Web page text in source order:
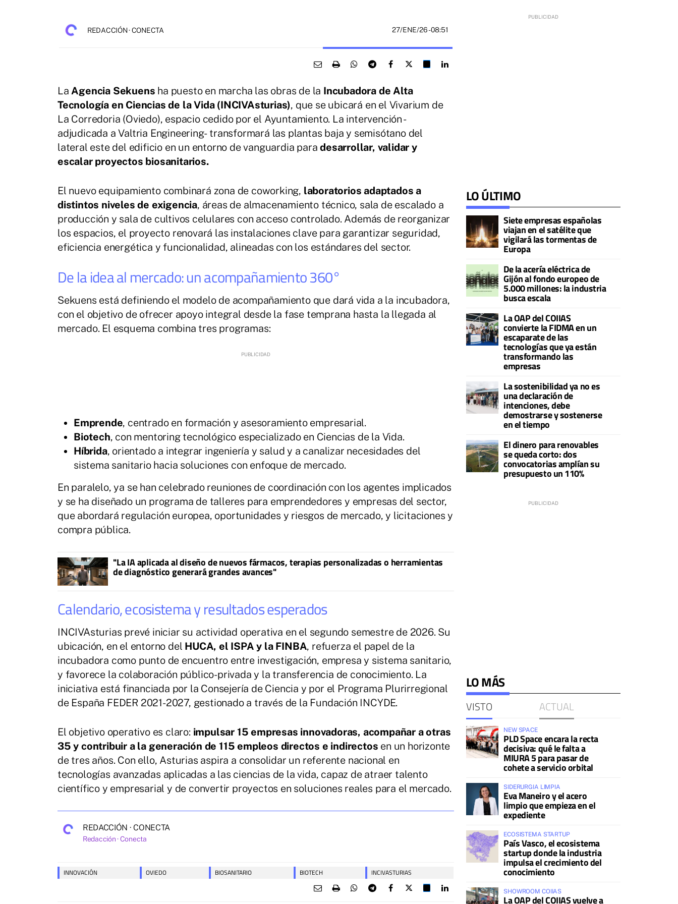
REDACCIÓN · CONECTA 27/ENE/26- 08:51
La Agencia Sekuens ha puesto en marcha las obras de la Incubadora de Alta
Tecnología en Ciencias de la Vida (INCIVAsturias), que se ubicará en el Vivarium de
La Corredoria (Oviedo), espacio cedido por el Ayuntamiento. La intervención -
adjudicada a Valtria Engineering- transformará las plantas baja y semisótano del
lateral este del edificio en un entorno de vanguardia paradesarrollar, validar y
escalar proyectos biosanitarios.
El nuevo equipamiento combinará zona de coworking, laboratorios adaptados a
distintos niveles de exigencia, áreas de almacenamiento técnico, sala de escalado a
producción y sala de cultivos celulares con acceso controlado. Además de reorganizar
los espacios, el proyecto renovará las instalaciones clave para garantizar seguridad,
eficiencia energética y funcionalidad, alineadas con los estándares del sector.
De la idea al mercado: un acompañamiento 360°
Sekuens está definiendo el modelo de acompañamiento que dará vida a la incubadora,
con el objetivo de ofrecer apoyo integral desde la fase temprana hasta la llegada al
mercado. El esquema combina tres programas:
Emprende, centrado en formación y asesoramiento empresarial.
Biotech, con mentoring tecnológico especializado en Ciencias de la Vida.
Híbrida, orientado a integrar ingeniería y salud y a canalizar necesidades del
sistema sanitario hacia soluciones con enfoque de mercado.
En paralelo, ya se han celebrado reuniones de coordinación con los agentes implicados
y se ha diseñado un programa de talleres para emprendedores y empresas del sector,
que abordará regulación europea, oportunidades y riesgos de mercado, y licitaciones y
compra pública.
"La IA aplicada al diseño de nuevos fármacos, terapias personalizadas o herramientas
de diagnóstico generará grandes avances"
Calendario, ecosistema y resultados esperados
INCIVAsturias prevé iniciar su actividad operativa en el segundo semestre de 2026. Su
ubicación, en el entorno del HUCA, el ISPA y la FINBA, refuerza el papel de la
incubadora como punto de encuentro entre investigación, empresa y sistema sanitario,
y favorece la colaboración público-privada y la transferencia de conocimiento. La
iniciativa está financiada por la Consejería de Ciencia y por el Programa Plurirregional
de España FEDER 2021-2027, gestionado a través de la Fundación INCYDE.
El objetivo operativo es claro: impulsar 15 empresas innovadoras, acompañar a otras
35 y contribuir a la generación de 115 empleos directos e indirectos en un horizonte
de tres años. Con ello, Asturias aspira a consolidar un referente nacional en
tecnologías avanzadas aplicadas a las ciencias de la vida, capaz de atraer talento
científico y empresarial y de convertir proyectos en soluciones reales para el mercado.
REDACCIÓN · CONECTA
Redacción · Conecta
INNOVACIÓN OVIEDO BIOSANITARIO BIOTECH INCIVASTURIAS
LO ÚLTIMO
Siete empresas españolas
viajan en el satélite que
vigilará las tormentas de
Europa
De la acería eléctrica de
Gijón al fondo europeo de
5.000 millones: la industria
busca escala
La OAP del COIIAS
convierte la FIDMA en un
escaparate de las
tecnologías que ya están
transformando las
empresas
La sostenibilidad ya no es
una declaración de
intenciones, debe
demostrarse y sostenerse
en el tiempo
El dinero para renovables
se queda corto: dos
convocatorias amplían su
presupuesto un 110%
LO MÁS
VISTO ACTUAL
NEW SPACE
PLD Space encara la recta
decisiva: qué le falta a
MIURA 5 para pasar de
cohete a servicio orbital
SIDERURGIA LIMPIA
Eva Maneiro y el acero
limpio que empieza en el
expediente
ECOSISTEMA STARTUP
País Vasco, el ecosistema
startup donde la industria
impulsa el crecimiento del
conocimiento
SHOWROOM COIIAS
La OAP del COIIAS vuelve a